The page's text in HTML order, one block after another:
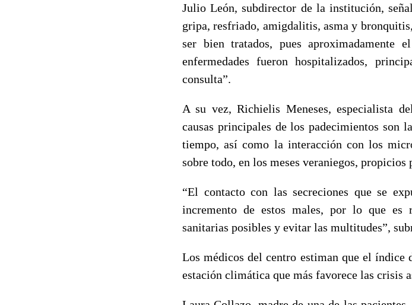
Julio León, subdirector de la institución,
gripa, resfriado, amigdalitis, asma y
ser bien tratados, pues
enfermedades fueron hospitalizados,
consulta”.
A su vez, Richielis Meneses, especialista
causas principales de los padecimientos son
tiempo, así como la interacción con los
sobre todo, en los meses veraniegos, propicios
“El contacto con las secreciones que se
incremento de estos males, por lo que es
sanitarias posibles y evitar las multitudes”,
Los médicos del centro estiman que el índice
estación climática que más favorece las crisis